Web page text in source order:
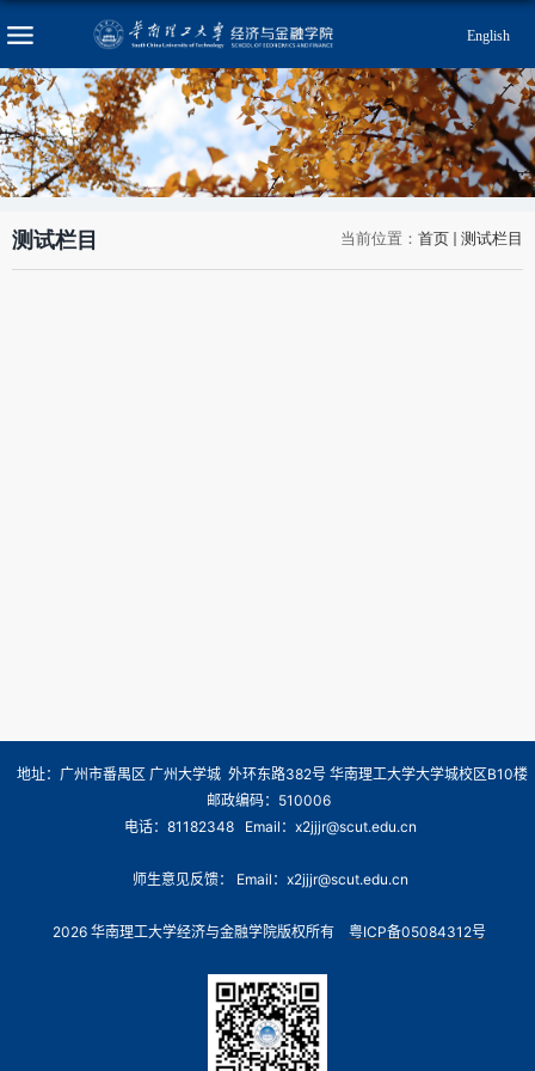
English
当前位置： 首页 测试栏目
测试栏目
地址：广州市番禺区 广州大学城 外环东路382号 华南理工大学大学城校区B10楼
邮政编码：510006
电话：81182348 Email：x2jjjr@scut.edu.cn
师生意见反馈： Email：x2jjjr@scut.edu.cn
2026 华南理工大学经济与金融学院版权所有 粤ICP备05084312号